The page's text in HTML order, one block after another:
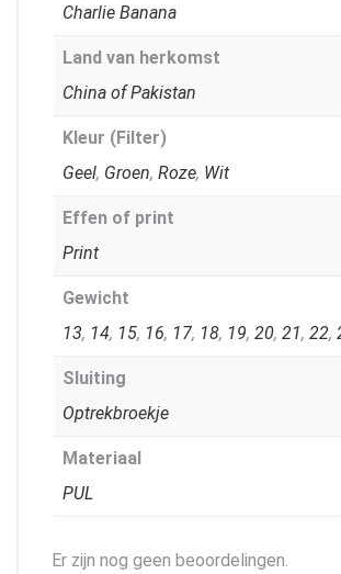
Charlie Banana
Land van herkomst
China of Pakistan
Kleur (Filter)
Geel, Groen, Roze, Wit
Effen of print
Print
Gewicht
13, 14, 15, 16, 17, 18, 19, 20, 21, 22,
Sluiting
Optrekbroekje
Materiaal
PUL
Er zijn nog geen beoordelingen.